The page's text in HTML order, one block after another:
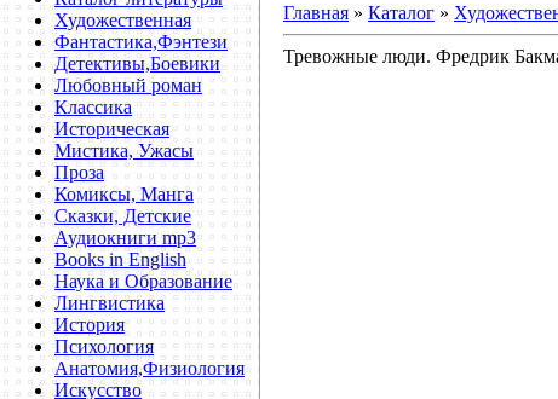
Художественная
Фантастика,Фэнтези
Детективы,Боевики
Любовный роман
Классика
Историческая
Мистика, Ужасы
Проза
Комиксы, Манга
Сказки, Детские
Аудиокниги mp3
Books in English
Наука и Образование
Лингвистика
История
Психология
Анатомия,Физиология
Искусство
Главная » Каталог »
Тревожные люди. Фредрик